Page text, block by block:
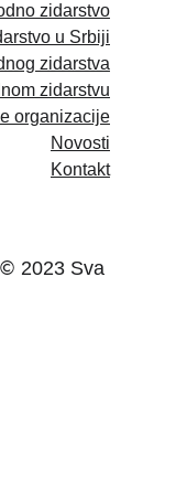
zidarstvo
u Srbiji
zidarstva
zidarstvu
organizacije
Novosti
Kontakt
© 2023 Sva